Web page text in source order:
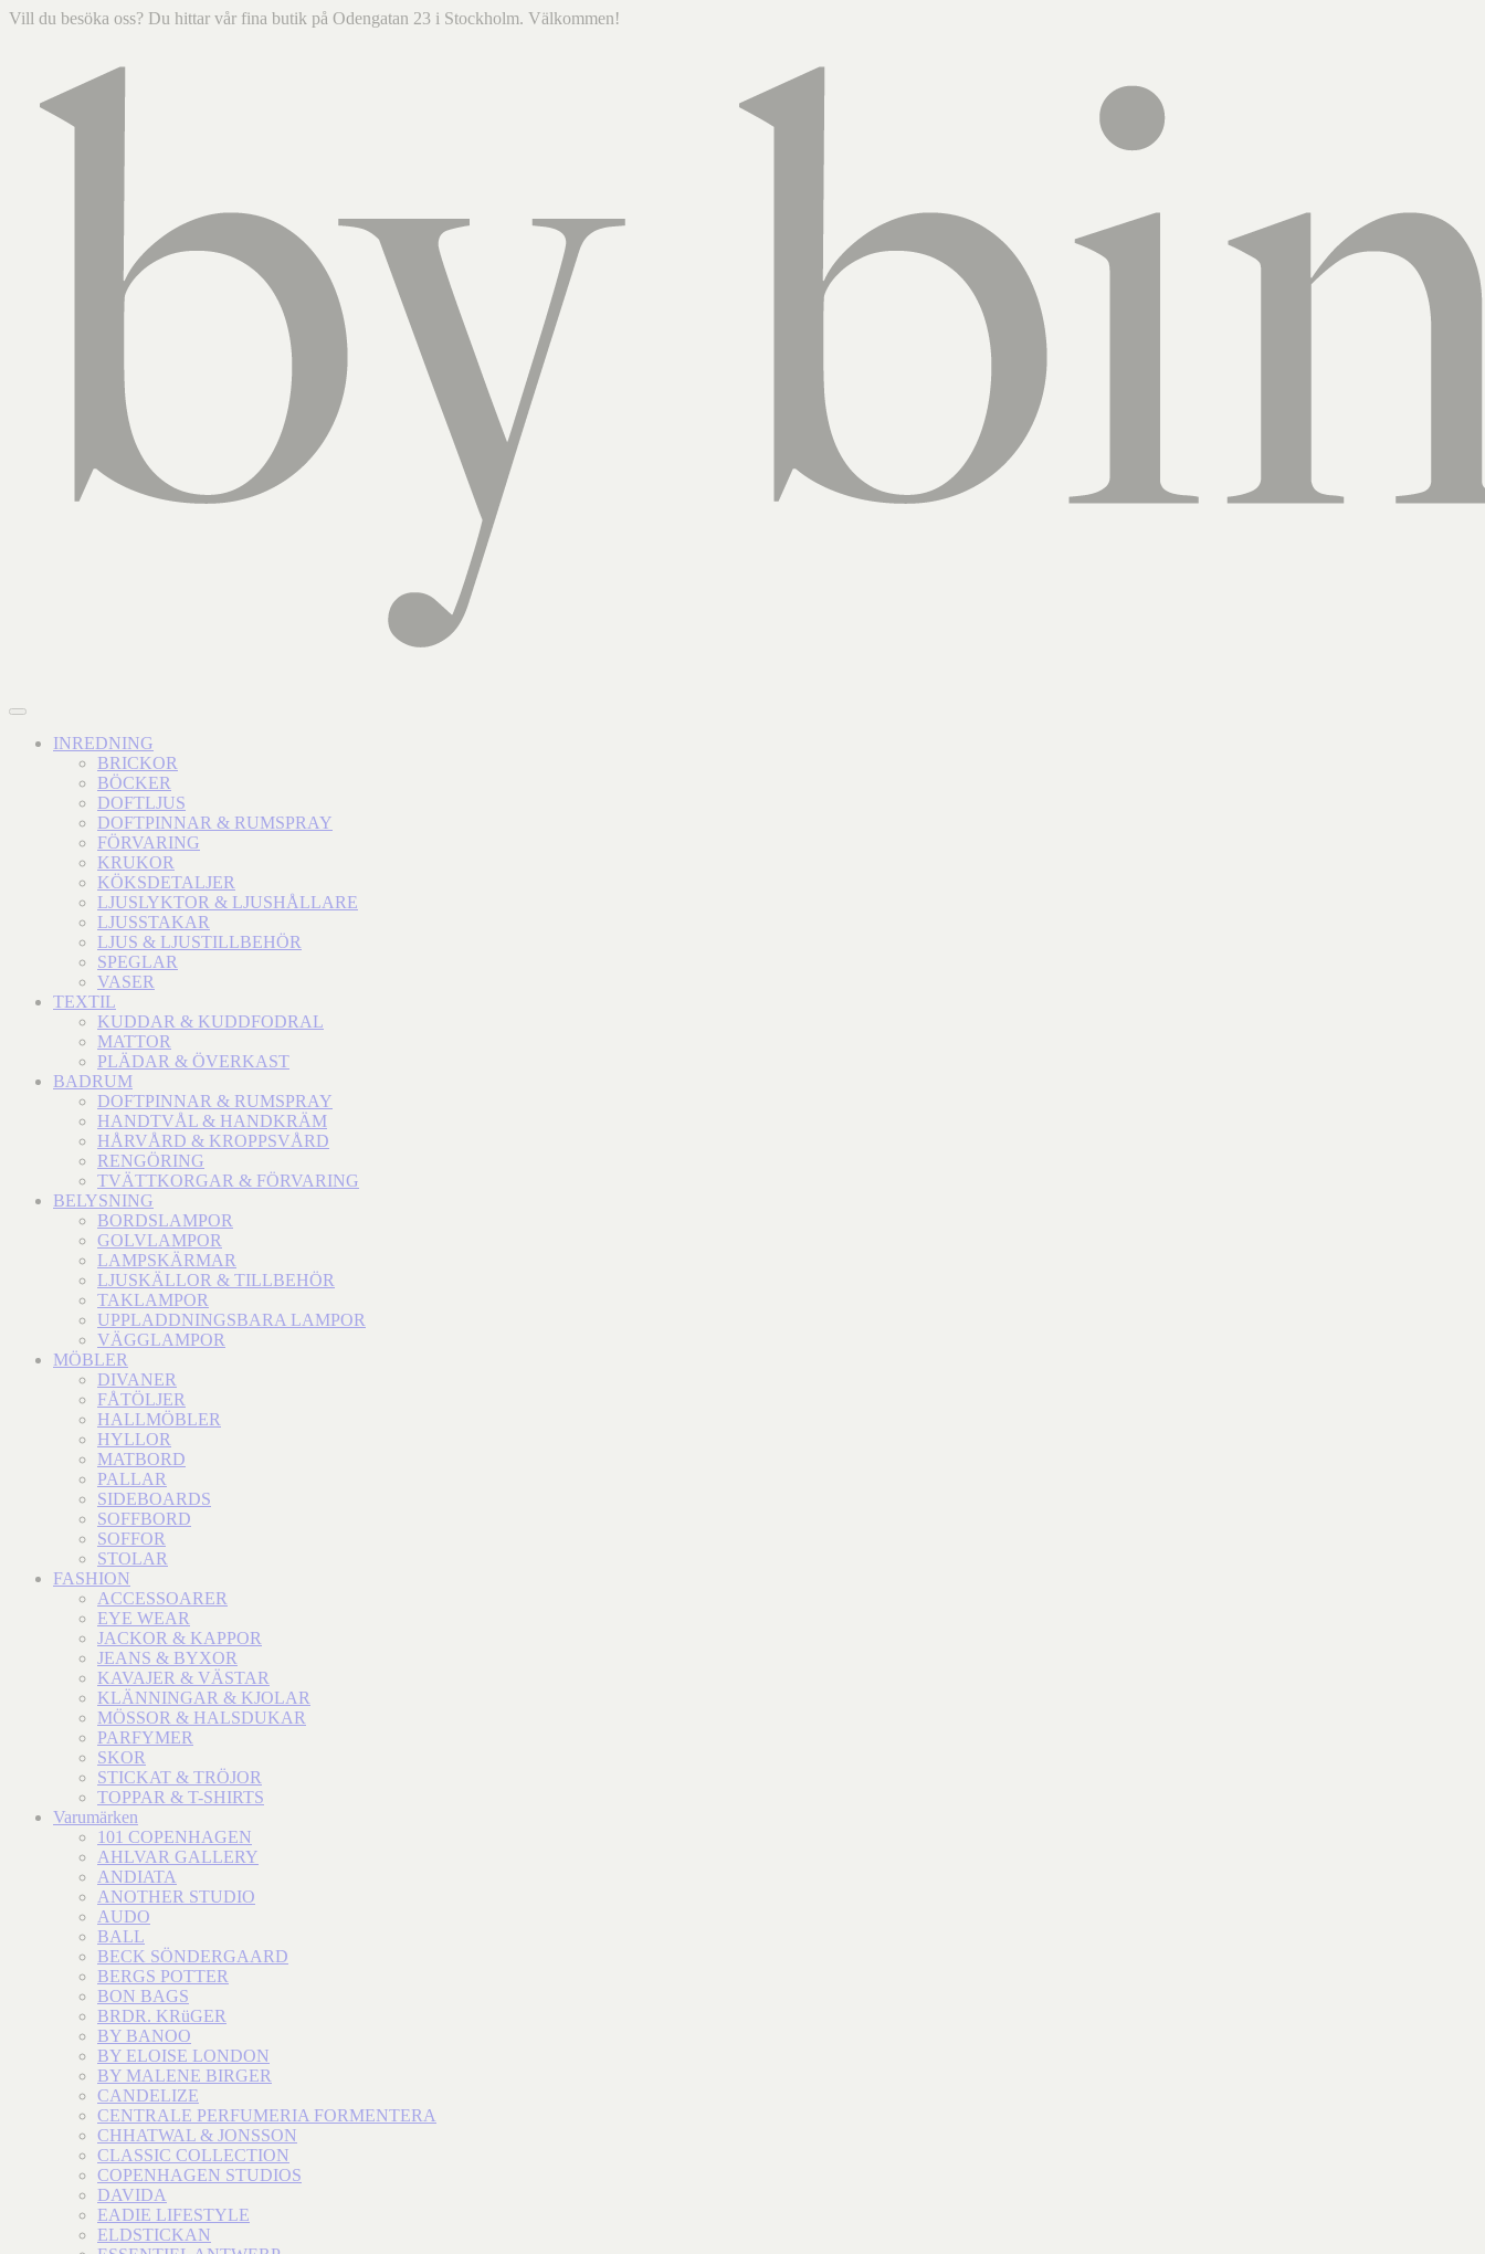
Vill du besöka oss? Du hittar vår fina butik på Odengatan 23 i Stockholm. Välkommen!
INREDNING
BRICKOR
BÖCKER
DOFTLJUS
DOFTPINNAR & RUMSPRAY
FÖRVARING
KRUKOR
KÖKSDETALJER
LJUSLYKTOR & LJUSHÅLLARE
LJUSSTAKAR
LJUS & LJUSTILLBEHÖR
SPEGLAR
VASER
TEXTIL
KUDDAR & KUDDFODRAL
MATTOR
PLÄDAR & ÖVERKAST
BADRUM
DOFTPINNAR & RUMSPRAY
HANDTVÅL & HANDKRÄM
HÅRVÅRD & KROPPSVÅRD
RENGÖRING
TVÄTTKORGAR & FÖRVARING
BELYSNING
BORDSLAMPOR
GOLVLAMPOR
LAMPSKÄRMAR
LJUSKÄLLOR & TILLBEHÖR
TAKLAMPOR
UPPLADDNINGSBARA LAMPOR
VÄGGLAMPOR
MÖBLER
DIVANER
FÅTÖLJER
HALLMÖBLER
HYLLOR
MATBORD
PALLAR
SIDEBOARDS
SOFFBORD
SOFFOR
STOLAR
FASHION
ACCESSOARER
EYE WEAR
JACKOR & KAPPOR
JEANS & BYXOR
KAVAJER & VÄSTAR
KLÄNNINGAR & KJOLAR
MÖSSOR & HALSDUKAR
PARFYMER
SKOR
STICKAT & TRÖJOR
TOPPAR & T-SHIRTS
Varumärken
101 COPENHAGEN
AHLVAR GALLERY
ANDIATA
ANOTHER STUDIO
AUDO
BALL
BECK SÖNDERGAARD
BERGS POTTER
BON BAGS
BRDR. KRüGER
BY BANOO
BY ELOISE LONDON
BY MALENE BIRGER
CANDELIZE
CENTRALE PERFUMERIA FORMENTERA
CHHATWAL & JONSSON
CLASSIC COLLECTION
COPENHAGEN STUDIOS
DAVIDA
EADIE LIFESTYLE
ELDSTICKAN